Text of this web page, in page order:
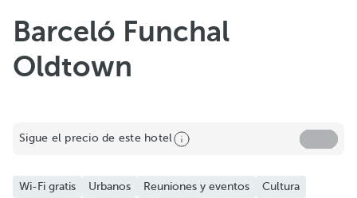
Barceló Funchal
Oldtown
Sigue el precio de este hotel
Wi-Fi gratis Urbanos Reuniones y eventos
Cultura